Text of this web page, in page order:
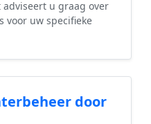
u graag over
voor uw specifieke
door